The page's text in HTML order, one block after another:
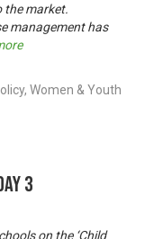
the market.
management has
Women & Youth
3
on the ‘Child